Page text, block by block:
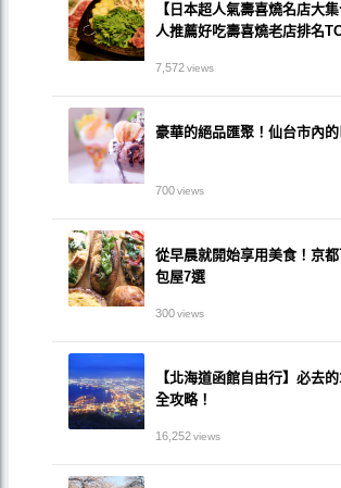
【日本超人氣壽喜燒名店大
人推薦好吃壽喜燒老店排名
7,572views
豪華的絕品匯聚！仙台市內
700views
從早晨就開始享用美食！京
包屋7選
300views
【北海道函館自由行】必去
全攻略！
16,252views